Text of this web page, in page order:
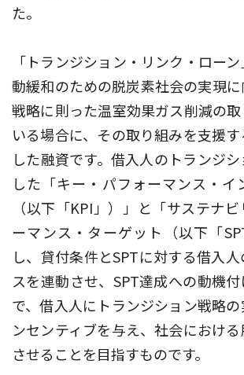
た。
「トランジション・リンク・ロー
動緩和のための脱炭素社会の実現
戦略に則った温室効果ガス削減の
いる場合に、その取り組みを支援
した融資です。借入人のトランジ
した「キー・パフォーマンス・イ
（以下「KPI」）」と「サステナ
ーマンス・ターゲット（以下「
し、貸付条件とSPTに対する借入
スを連動させ、SPT達成への動機
で、借入人にトランジション戦略
ンセンティブを与え、社会におけ
させることを目指すものです。